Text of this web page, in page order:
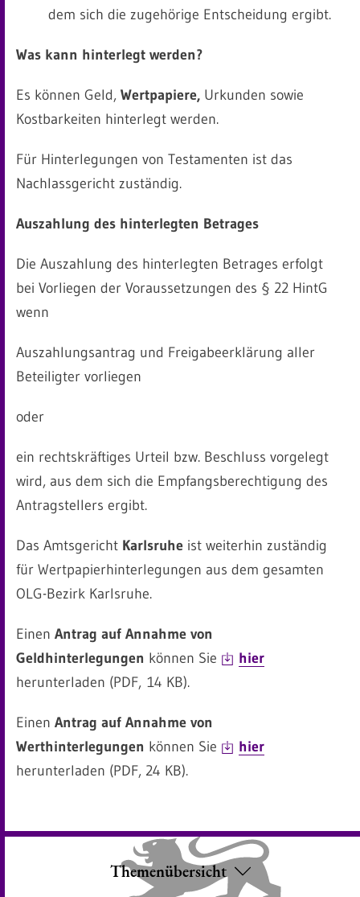
dem sich die zugehörige Entscheidung ergibt.
Was kann hinterlegt werden?
Es können Geld, Wertpapiere, Urkunden sowie
Kostbarkeiten hinterlegt werden.
Für Hinterlegungen von Testamenten ist das
Nachlassgericht zuständig.
Auszahlung des hinterlegten Betrages
Die Auszahlung des hinterlegten Betrages erfolgt
bei Vorliegen der Voraussetzungen des § 22 HintG
wenn
Auszahlungsantrag und Freigabeerklärung aller
Beteiligter vorliegen
oder
ein rechtskräftiges Urteil bzw. Beschluss vorgelegt
wird, aus dem sich die Empfangsberechtigung des
Antragstellers ergibt.
Das Amtsgericht Karlsruhe ist weiterhin zuständig
für Wertpapierhinterlegungen aus dem gesamten
OLG-Bezirk Karlsruhe.
Einen Antrag auf Annahme von
Geldhinterlegungen können Sie
hier
herunterladen (PDF, 14 KB).
Einen Antrag auf Annahme von
Werthinterlegungen können Sie
hier
herunterladen (PDF, 24 KB).
Themenübersicht